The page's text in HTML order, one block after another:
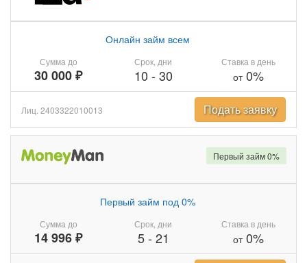
Сумма до
30 000 ₽
Онлайн займ всем
Срок, дни
10 - 30
Ставка в день
от0%
Лиц. 2403322010013 Подать заявку
Сумма до
14 996 ₽
Первый займ под 0%
Срок, дни
5- 21
Ставка в день
от0%
Первый займ 0%